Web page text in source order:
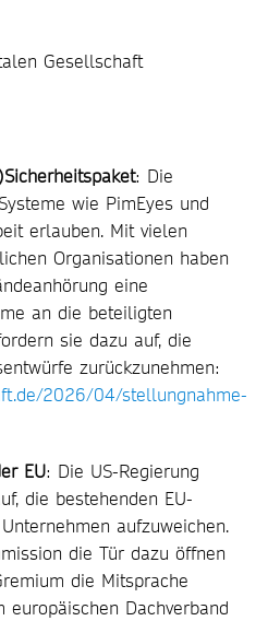
Gesellschaft
: Die
wie PimEyes und
erlauben. Mit vielen
Organisationen haben
eine
an die beteiligten
sie dazu auf, die
zurückzunehmen:
2026/04/stellungnahme-
EU: Die US-Regierung
die bestehenden EU-
aufzuweichen.
die Tür dazu öffnen
die Mitsprache
Dachverband